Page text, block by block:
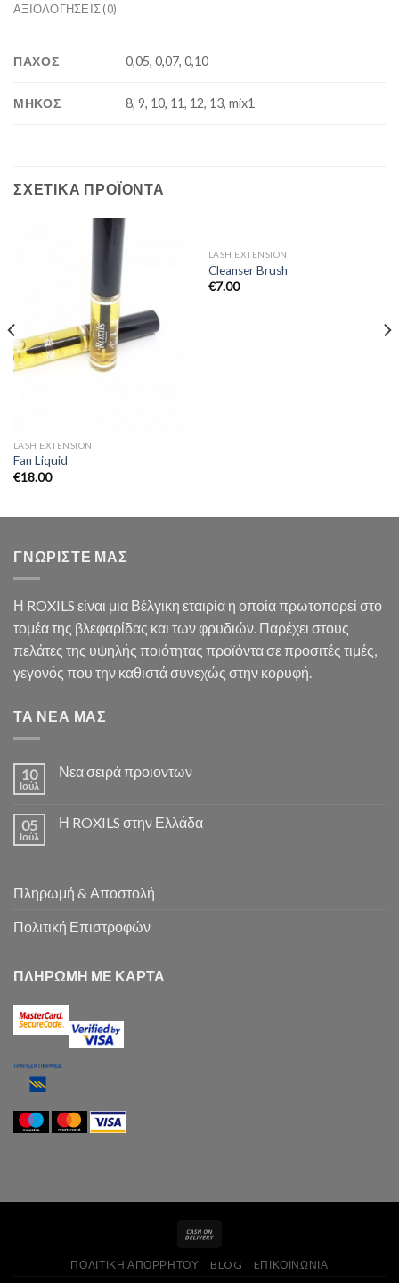
ΑΞΙΟΛΟΓΉΣΕΙΣ (0)
ΠΑΧΟΣ 0,05, 0,07, 0,10
ΜΗΚΟΣ 8, 9, 10, 11, 12, 13, mix1
ΣΧΕΤΙΚΆ ΠΡΟΪΌΝΤΑ
LASH EXTENSION
Fan Liquid
€18.00
LASH EXTENSION
Cleanser Brush
€7.00
ΓΝΩΡΙΣΤΕ ΜΑΣ
Η ROXILS είναι μια Βέλγικη εταιρία η οποία πρωτοπορεί στο
τομέα της βλεφαρίδας και των φρυδιών. Παρέχει στους
πελάτες της υψηλής ποιότητας προϊόντα σε προσιτές τιμές,
γεγονός που την καθιστά συνεχώς στην κορυφή.
ΤΑ ΝΕΑ ΜΑΣ
10
Ιούλ
Νεα σειρά προιοντων
05
Ιούλ
Η ROXILS στην Ελλάδα
Πληρωμή & Αποστολή
Πολιτική Επιστροφών
ΠΛΗΡΩΜΗ ΜΕ ΚΑΡΤΑ
ΠΟΛΙΤΙΚΉ ΑΠΟΡΡΉΤΟΥ BLOG EΠΙΚΟΙΝΩΝΊΑ